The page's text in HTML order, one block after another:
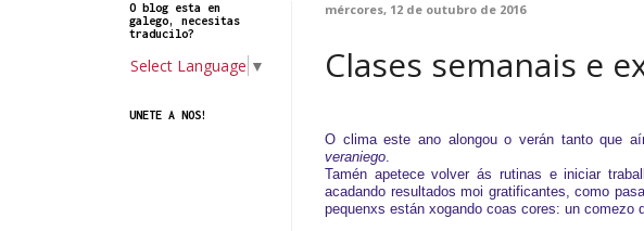
mércores, 12 de outubro de 2016
Clases semanais e
O clima este ano alongou o verán tanto que
veraniego
Tamén apetece volver ás rutinas e iniciar
acadando resultados moi gratificantes, como
pequenxs están xogando coas cores: un comezo
O blog esta en
galego, necesitas
traducilo?
Select Language ▼
UNETE A NOS!